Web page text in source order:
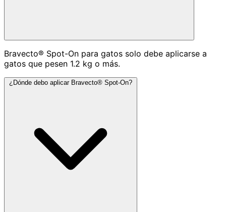
Bravecto® Spot-On para gatos solo debe aplicarse a
gatos que pesen 1.2 kg o más.
¿Dónde debo aplicar Bravecto® Spot-On?